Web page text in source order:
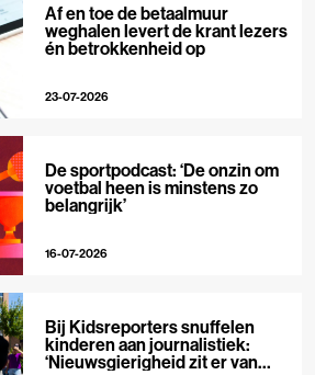
Af en toe de betaalmuur
weghalen levert de krant lezers
én betrokkenheid op
23-07-2026
De sportpodcast: ‘De onzin om
voetbal heen is minstens zo
belangrijk’
16-07-2026
Bij Kidsreporters snuffelen
kinderen aan journalistiek:
‘Nieuwsgierigheid zit er van